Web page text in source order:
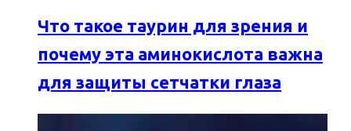
Что такое таурин для зрения и
почему эта аминокислота важна
для защиты сетчатки глаза